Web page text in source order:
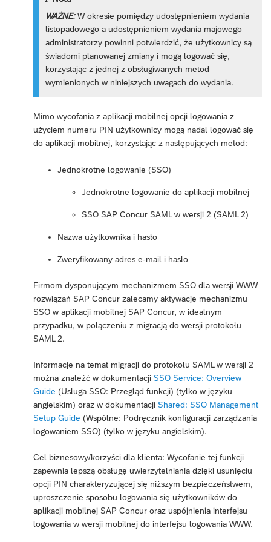
WAŻNE:W okresie pomiędzy udostępnieniem wydania
listopadowego a udostępnieniem wydania majowego
administratorzy powinni potwierdzić, że użytkownicy są
świadomi planowanej zmiany i mogą logować się,
korzystając z jednej z obsługiwanych metod
wymienionych w niniejszych uwagach do wydania.
Mimo wycofania z aplikacji mobilnej opcji logowania z
użyciem numeru PIN użytkownicy mogą nadal logować się
do aplikacji mobilnej, korzystając z następujących metod:
Jednokrotne logowanie (SSO)
Jednokrotne logowanie do aplikacji mobilnej
SSO SAP Concur SAML w wersji 2 (SAML 2)
Nazwa użytkownika i hasło
Zweryfikowany adres e-mail i hasło
Firmom dysponującym mechanizmem SSO dla wersji WWW
rozwiązań SAP Concur zalecamy aktywację mechanizmu
SSO w aplikacji mobilnej SAP Concur, w idealnym
przypadku, w połączeniu z migracją do wersji protokołu
SAML 2.
Informacje na temat migracji do protokołu SAML w wersji 2
można znaleźć w dokumentacji SSO Service: Overview
Guide (Usługa SSO: Przegląd funkcji) (tylko w języku
angielskim) oraz w dokumentacji Shared: SSO Management
Setup Guide (Wspólne: Podręcznik konfiguracji zarządzania
logowaniem SSO) (tylko w języku angielskim).
Cel biznesowy/korzyści dla klienta: Wycofanie tej funkcji
zapewnia lepszą obsługę uwierzytelniania dzięki usunięciu
opcji PIN charakteryzującej się niższym bezpieczeństwem,
uproszczenie sposobu logowania się użytkowników do
aplikacji mobilnej SAP Concur oraz uspójnienia interfejsu
logowania w wersji mobilnej do interfejsu logowania WWW.